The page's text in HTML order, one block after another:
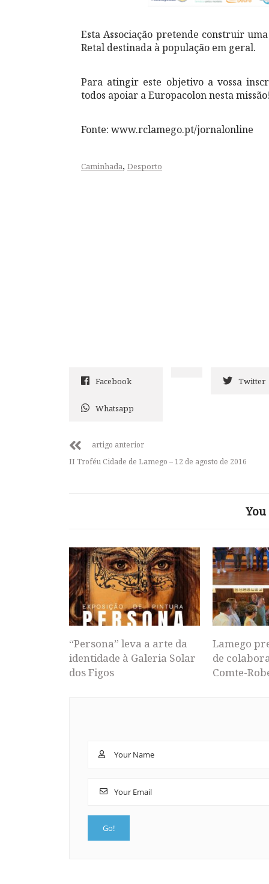
Esta Associação pretende construir
Retal destinada à população em geral.
Para atingir este objetivo a vossa
todos apoiar a Europacolon nesta
Fonte: www.rclamego.pt/jornalonline
Caminhada, Desporto
Facebook Twitter
Whatsapp
artigo anterior
II Troféu Cidade de Lamego – 12 de agosto de 2016
“Persona” leva a arte da
identidade à Galeria Solar
dos Figos
Lamego
de
Comte-